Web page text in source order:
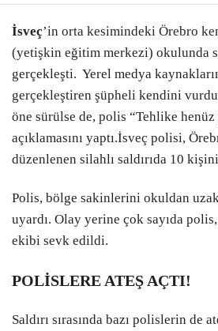
İsveç’in orta kesimindeki Örebro
(yetişkin eğitim merkezi) okulunda
gerçekleşti. Yerel medya
gerçekleştiren şüpheli kendini
öne sürülse de, polis “Tehlike
açıklamasını yaptı.İsveç polisi,
düzenlenen silahlı saldırıda 10
Polis, bölge sakinlerini okuldan
uyardı. Olay yerine çok sayıda
ekibi sevk edildi.
POLİSLERE ATEŞ AÇTI!
Saldırı sırasında bazı polislerin de